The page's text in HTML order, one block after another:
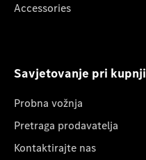
Accessories
Savjetovanje pri kupnji
Probna vožnja
Pretraga prodavatelja
Kontaktirajte nas